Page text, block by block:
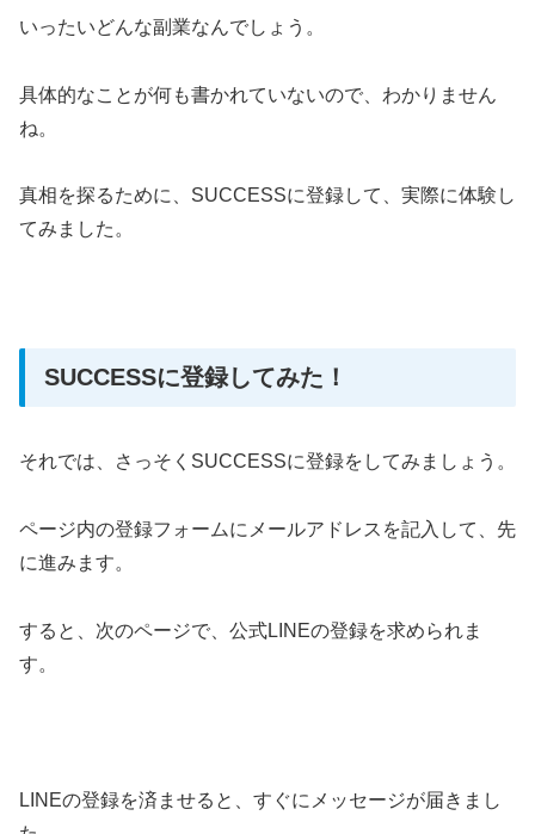
いったいどんな副業なんでしょう。
具体的なことが何も書かれていないので、わかりません
ね。
真相を探るために、SUCCESSに登録して、実際に体験し
てみました。
SUCCESSに登録してみた！
それでは、さっそくSUCCESSに登録をしてみましょう。
ページ内の登録フォームにメールアドレスを記入して、先
に進みます。
すると、次のページで、公式LINEの登録を求められま
す。
LINEの登録を済ませると、すぐにメッセージが届きまし